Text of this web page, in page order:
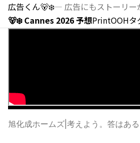
広告くん🐻‍❄️— 広告にもストーリー
🐻‍❄️ Cannes 2026 予想PrintOOHタ
旭化成ホームズ 考えよう。答はある